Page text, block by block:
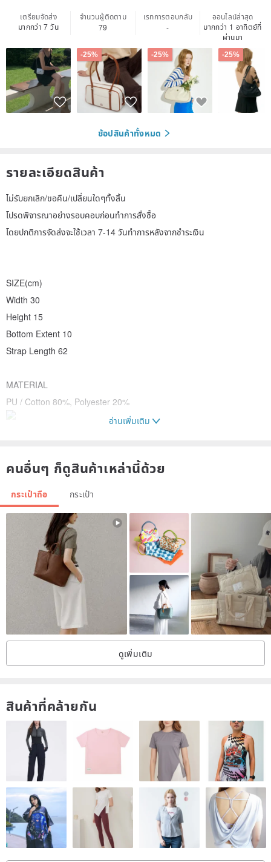
เตรียมจัดส่ง
มากกว่า 7 วัน
จำนวนผู้ติดตาม
79
เรทการตอบกลับ
-
ออนไลน์ล่าสุด
มากกว่า 1 อาทิตย์ที่
ผ่านมา
-25% -25% -25%
ช้อปสินค้าทั้งหมด
รายละเอียดสินค้า
ไม่รับยกเลิก/ขอคืน/เปลี่ยนใดๆทั้งสิ้น
โปรดพิจารณาอย่างรอบคอบก่อนทำการสั่งซื้อ
โดยปกติการจัดส่งจะใช้เวลา 7-14 วันทำการหลังจากชำระเงิน
SIZE(cm)
Width 30
Height 15
Bottom Extent 10
Strap Length 62
MATERIAL
PU / Cotton 80%, Polyester 20%
อ่านเพิ่มเติม
คนอื่นๆ ก็ดูสินค้าเหล่านี้ด้วย
กระเป๋าถือ กระเป๋า
ดูเพิ่มเติม
สินค้าที่คล้ายกัน